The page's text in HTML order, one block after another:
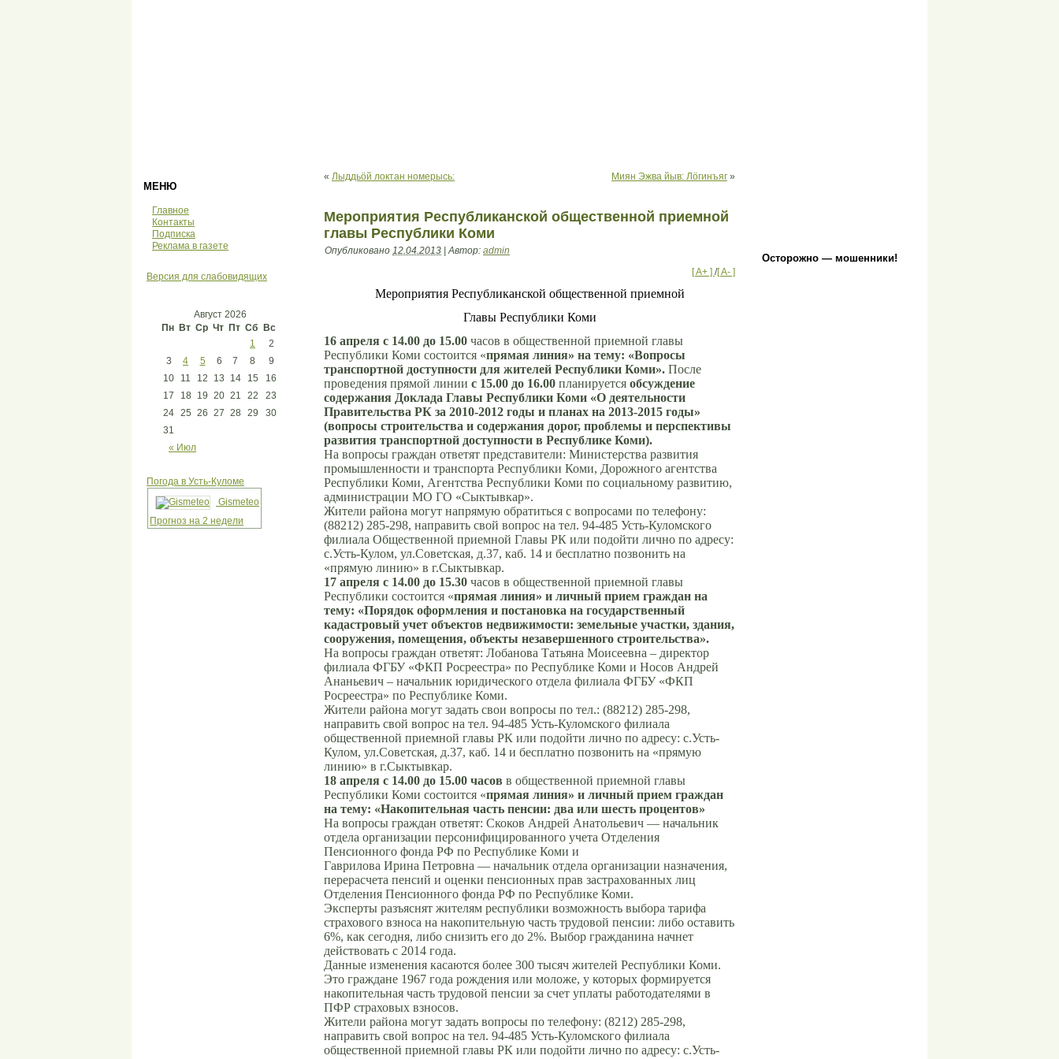
МЕНЮ
Главное
Контакты
Подписка
Реклама в газете
Версия для слабовидящих
Август 2026
Пн Вт Ср Чт Пт Сб Вс
« Июл
1
2
3
4 5 6 7 8
9
10
11 12 13 14 15
16
17
18 19 20 21 22
23
24 25 26 27 28 29
30
31
Погода в Усть-Куломе
Gismeteo
Прогноз на 2 недели
« Лыддьöй локтан номерысь: Миян Эжва йыв: Лöгинъяг »
Мероприятия Республиканской общественной приемной
главы Республики Коми
Опубликовано 12.04.2013 |Автор: admin
[ A+ ] /[ A- ]
Мероприятия Республиканской общественной приемной
Главы Республики Коми
16 апреля с 14.00 до 15.00 часов в общественной приемной главы
Республики Коми состоится «прямая линия» на тему: «Вопросы
транспортной доступности для жителей Республики Коми». После
проведения прямой линии с 15.00 до 16.00 планируется обсуждение
содержания Доклада Главы Республики Коми «О деятельности
Правительства РК за 2010-2012 годы и планах на 2013-2015 годы»
(вопросы строительства и содержания дорог, проблемы и перспективы
развития транспортной доступности в Республике Коми).
На вопросы граждан ответят представители: Министерства развития
промышленности и транспорта Республики Коми, Дорожного агентства
Республики Коми, Агентства Республики Коми по социальному развитию,
администрации МО ГО «Сыктывкар».
Жители района могут напрямую обратиться с вопросами по телефону:
(88212) 285-298, направить свой вопрос на тел. 94-485 Усть-Куломского
филиала Общественной приемной Главы РК или подойти лично по адресу:
с.Усть-Кулом, ул.Советская, д.37, каб. 14 и бесплатно позвонить на
«прямую линию» в г.Сыктывкар.
17 апреля с 14.00 до 15.30 часов в общественной приемной главы
Республики состоится «прямая линия» и личный прием граждан на
тему: «Порядок оформления и постановка на государственный
кадастровый учет объектов недвижимости: земельные участки, здания,
сооружения, помещения, объекты незавершенного строительства».
На вопросы граждан ответят: Лобанова Татьяна Моисеевна – директор
филиала ФГБУ «ФКП Росреестра» по Республике Коми и Носов Андрей
Ананьевич – начальник юридического отдела филиала ФГБУ «ФКП
Росреестра» по Республике Коми.
Жители района могут задать свои вопросы по тел.: (88212) 285-298,
направить свой вопрос на тел. 94-485 Усть-Куломского филиала
общественной приемной главы РК или подойти лично по адресу: с.Усть-
Кулом, ул.Советская, д.37, каб. 14 и бесплатно позвонить на «прямую
линию» в г.Сыктывкар.
18 апреля с 14.00 до 15.00 часов в общественной приемной главы
Республики Коми состоится «прямая линия» и личный прием граждан
на тему: «Накопительная часть пенсии: два или шесть процентов»
На вопросы граждан ответят: Скоков Андрей Анатольевич — начальник
отдела организации персонифицированного учета Отделения
Пенсионного фонда РФ по Республике Коми и
Гаврилова Ирина Петровна — начальник отдела организации назначения,
перерасчета пенсий и оценки пенсионных прав застрахованных лиц
Отделения Пенсионного фонда РФ по Республике Коми.
Эксперты разъяснят жителям республики возможность выбора тарифа
страхового взноса на накопительную часть трудовой пенсии: либо оставить
6%, как сегодня, либо снизить его до 2%. Выбор гражданина начнет
действовать с 2014 года.
Данные изменения касаются более 300 тысяч жителей Республики Коми.
Это граждане 1967 года рождения или моложе, у которых формируется
накопительная часть трудовой пенсии за счет уплаты работодателями в
ПФР страховых взносов.
Жители района могут задать вопросы по телефону: (8212) 285-298,
направить свой вопрос на тел. 94-485 Усть-Куломского филиала
общественной приемной главы РК или подойти лично по адресу: с.Усть-
Осторожно — мошенники!